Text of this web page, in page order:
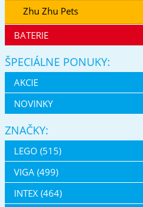
Zhu Zhu Pets
BATERIE
ŠPECIÁLNE PONUKY:
AKCIE
NOVINKY
ZNAČKY:
LEGO (515)
VIGA (499)
INTEX (464)